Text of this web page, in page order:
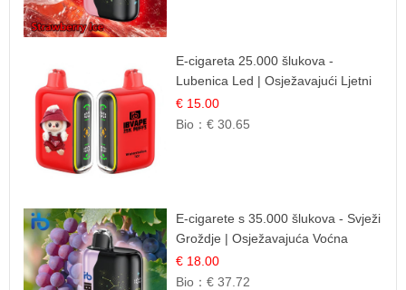
E-cigareta 25.000 šlukova -
Lubenica Led | Osježavajući Ljetni
Okus
€ 15.00
Bio：€ 30.65
E-cigarete s 35.000 šlukova - Svježi
Groždje | Osježavajuća Voćna
Aroma
€ 18.00
Bio：€ 37.72